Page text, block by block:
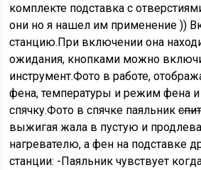
комплекте подставка с
они но я нашел им применение ))
станцию.При включении она
ожидания, кнопками можно
инструмент.Фото в работе,
фена, температуры и режим фена
спячку.Фото в спячке паяльник
выжигая жала в пустую и
нагревателю, а фен на подставке
станции: -Паяльник чувствует